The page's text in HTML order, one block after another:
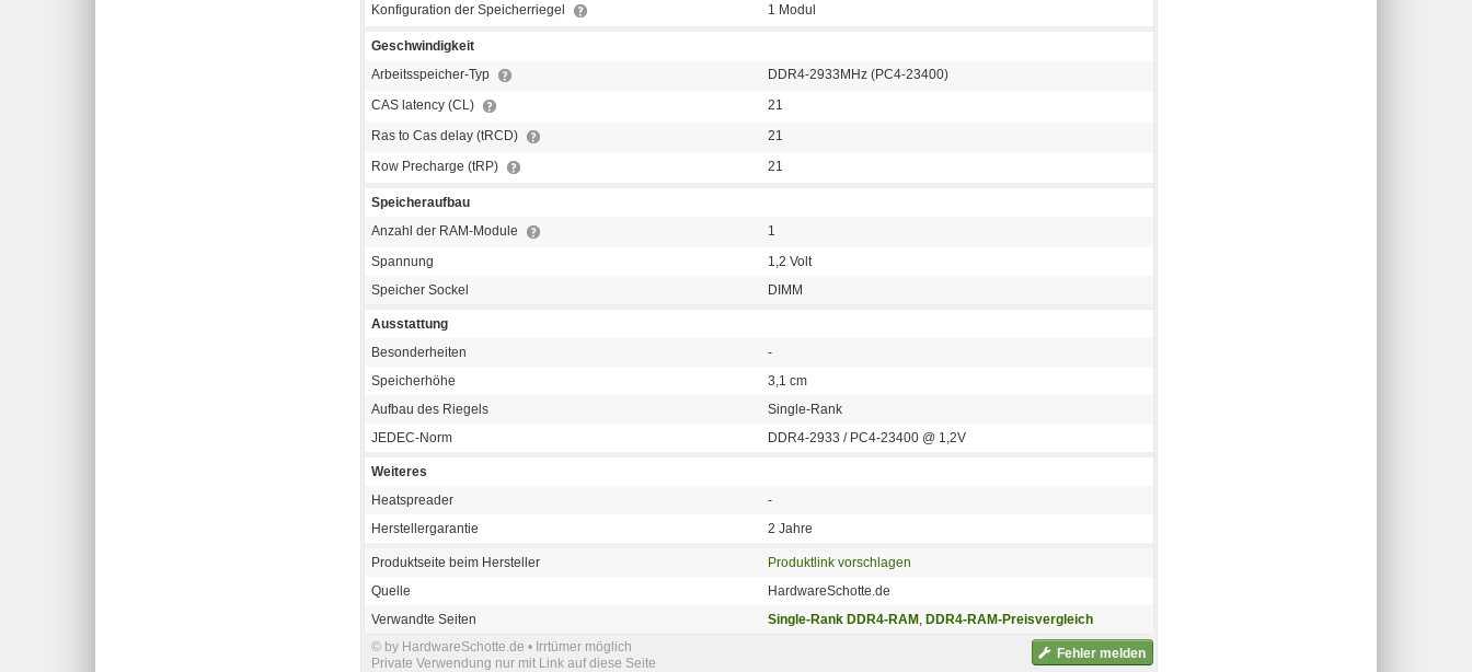
Konfiguration der Speicherriegel
1 Modul
Geschwindigkeit
Arbeitsspeicher-Typ
DDR4-2933MHz (PC4-23400)
CAS latency (CL)
21
Ras to Cas delay (tRCD)
21
Row Precharge (tRP)
21
Speicheraufbau
Anzahl der RAM-Module
1
Spannung
1,2 Volt
Speicher Sockel
DIMM
Ausstattung
Besonderheiten
-
Speicherhöhe
3,1 cm
Aufbau des Riegels
Single-Rank
JEDEC-Norm
DDR4-2933 / PC4-23400 @ 1,2V
Weiteres
Heatspreader
-
Herstellergarantie
2 Jahre
Produktseite beim Hersteller
Produktlink vorschlagen
Quelle
HardwareSchotte.de
Verwandte Seiten
Single-Rank DDR4-RAM, DDR4-RAM-Preisvergleich
Fehler melden
© by HardwareSchotte.de • Irrtümer möglich
Private Verwendung nur mit Link auf diese Seite